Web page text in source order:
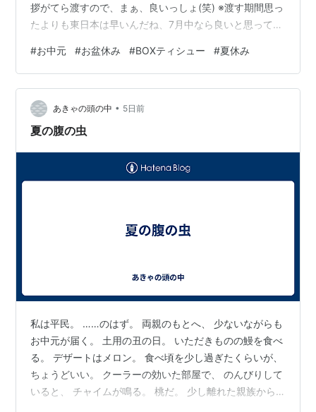
拶がてら渡すので、まぁ、良いっしょ(笑) ※渡す期間思っ
たよりも東日本は早いんだね、7月中なら良いと思ってい
ュー440枚(220組) x10個 スコッティ(SCOTTIE)ボックス
ティッシュ 日本製紙クレシア(Crecia)価格: 3190 円楽天
で詳細を見る 実家でお中元で頂いた油なり調味料なりを
もらって帰りましたが、私は食べ物ではなく日常の消耗
品を送ります。 食べ物だと好き好きあるの…
#お中元 #お盆休み #BOXティシュー #夏休み
あきゃの頭の中 • 5日前
夏の腹の虫
私は平民。 ……のはず。 両親のもとへ、 少ないながらも
お中元が届く。 土用の丑の日。 いただきものの鰻を食べ
る。 デザートはメロン。 食べ頃を少し過ぎたくらいが、
ちょうどいい。 クーラーの効いた部屋で、 のんびりして
いると、 チャイムが鳴る。 桃だ。 少し離れた親族から